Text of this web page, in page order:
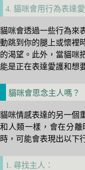
4. 貓咪會用行為表達
貓咪會透過一些行為來
動跳到你的腿上或懷裡
的渴望。此外，當貓咪
能是正在表達愛護和想
貓咪會思念主人嗎？
貓咪情感表達的另一個
和人類一樣，會在分
時，可能會表現出以下
1. 尋找主人：